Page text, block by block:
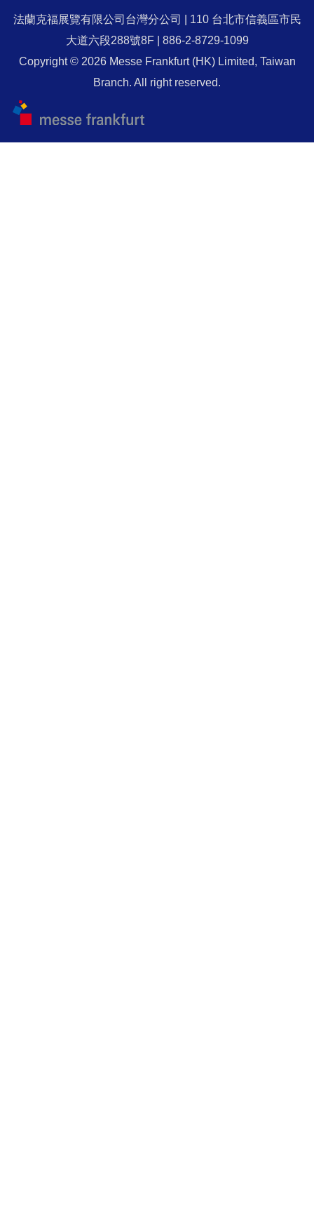
法蘭克福展覽有限公司台灣分公司 | 110 台北市信義區市民
大道六段288號8F | 886-2-8729-1099
Copyright © 2026 Messe Frankfurt (HK) Limited, Taiwan
Branch. All right reserved.